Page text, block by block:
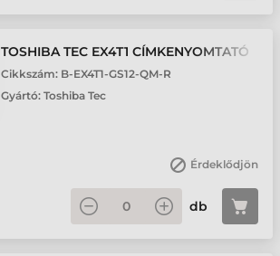
TOSHIBA TEC EX4T1 CÍMKENYOMTATÓ
Cikkszám: B-EX4T1-GS12-QM-R
Gyártó: Toshiba Tec
Érdeklődjön
db